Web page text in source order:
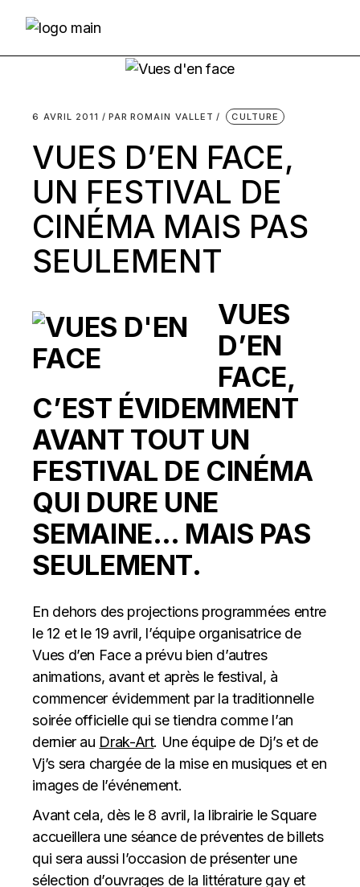
6 AVRIL 2011 PAR ROMAIN VALLET CULTURE
VUES D’EN FACE,
UN FESTIVAL DE
CINÉMA MAIS PAS
SEULEMENT
VUES
D’EN
FACE,
C’EST ÉVIDEMMENT
AVANT TOUT UN
FESTIVAL DE CINÉMA
QUI DURE UNE
SEMAINE… MAIS PAS
SEULEMENT.
En dehors des projections programmées entre
le 12 et le 19 avril, l’équipe organisatrice de
Vues d’en Face a prévu bien d’autres
animations, avant et après le festival, à
commencer évidemment par la traditionnelle
soirée officielle qui se tiendra comme l’an
dernier au Drak-Art. Une équipe de Dj’s et de
Vj’s sera chargée de la mise en musiques et en
images de l’événement.
Avant cela, dès le 8 avril, la librairie le Square
accueillera une séance de préventes de billets
qui sera aussi l’occasion de présenter une
sélection d’ouvrages de la littérature gay et